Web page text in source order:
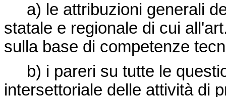
a) le attribuzioni generali
statale e regionale di cui
sulla base di competenze
b) i pareri su tutte le
intersettoriale delle attività di